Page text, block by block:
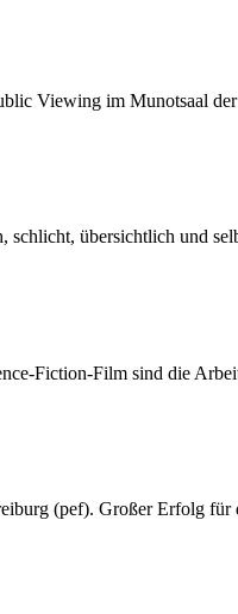
Viewing im Munotsaal
schlicht, übersichtlich und
Fiction-Film sind die
(pef). Großer Erfolg